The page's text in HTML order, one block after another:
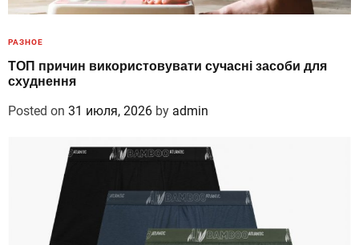
РАЗНОЕ
ТОП причин використовувати сучасні засоби для
схуднення
Posted on 31 июля, 2026 by admin